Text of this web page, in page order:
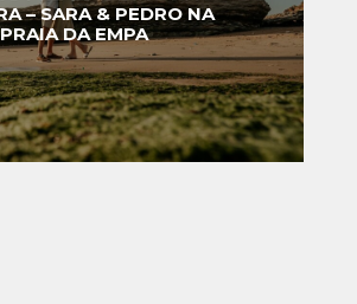
– SARA & PEDRO NA
PRAIA DA EMPA